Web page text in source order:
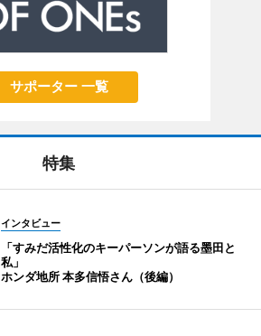
サポーター 一覧
特集
インタビュー
「すみだ活性化のキーパーソンが語る墨田と
私」
ホンダ地所 本多信悟さん（後編）